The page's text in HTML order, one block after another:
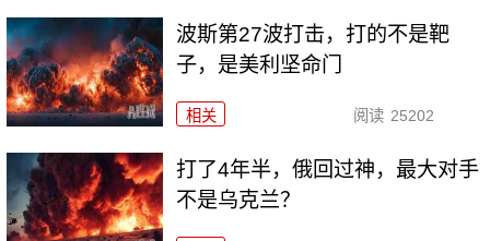
波斯第27波打击，打的不是靶
子，是美利坚命门
相关 阅读 25202
打了4年半，俄回过神，最大对手
不是乌克兰？